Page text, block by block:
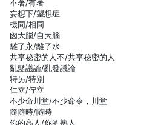
不著/有著
妄想下/望想症
機同/相同
囪大腦/自大腦
離了永/離了水
共享秘密的人不/共享秘密的人
亂髮議論/亂發議論
特另/特別
仁立/佇立
不少命川堂/不少命令，川堂
隨隨時/隨時
你的高人/你的熟人